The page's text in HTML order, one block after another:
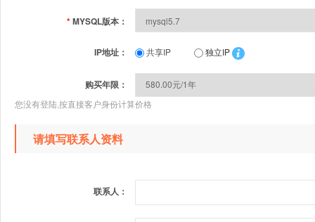
*MYSQL版本：
IP地址： 共享IP 独立IP
购买年限：
您没有登陆,按直接客户身份计算价格
请填写联系人资料
联系人：